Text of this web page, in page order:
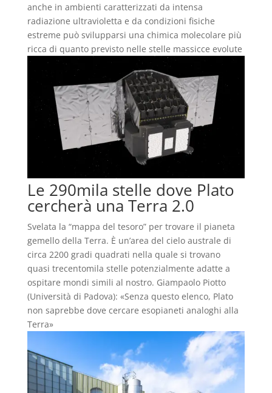
anche in ambienti caratterizzati da intensa
radiazione ultravioletta e da condizioni fisiche
estreme può svilupparsi una chimica molecolare più
ricca di quanto previsto nelle stelle massicce evolute
Le 290mila stelle dove Plato
cercherà una Terra 2.0
Svelata la “mappa del tesoro” per trovare il pianeta
gemello della Terra. È un’area del cielo australe di
circa 2200 gradi quadrati nella quale si trovano
quasi trecentomila stelle potenzialmente adatte a
ospitare mondi simili al nostro. Giampaolo Piotto
(Università di Padova): «Senza questo elenco, Plato
non saprebbe dove cercare esopianeti analoghi alla
Terra»